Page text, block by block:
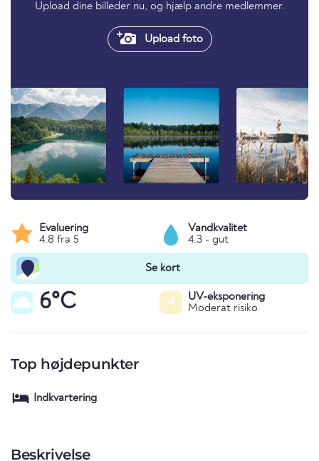
Upload dine billeder nu, og hjælp andre medlemmer.
Upload foto
Evaluering
4.8 fra 5
Vandkvalitet
4.3 - gut
Se kort
6°C 4
UV-eksponering
Moderat risiko
Top højdepunkter
Indkvartering
Beskrivelse